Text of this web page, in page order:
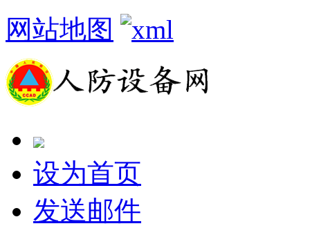
网站地图
设为首页
发送邮件